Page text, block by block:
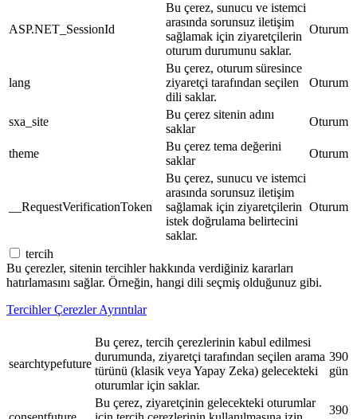
ASP.NET_SessionId
Bu çerez, sunucu ve istemci
arasında sorunsuz iletişim
sağlamak için ziyaretçilerin
oturum durumunu saklar.
Oturum
lang
Bu çerez, oturum süresince
ziyaretçi tarafından seçilen
dili saklar.
Oturum
sxa_site
Bu çerez sitenin adını
saklar
Oturum
theme
Bu çerez tema değerini
saklar
Oturum
__RequestVerificationToken
Bu çerez, sunucu ve istemci
arasında sorunsuz iletişim
sağlamak için ziyaretçilerin
istek doğrulama belirtecini
saklar.
Oturum
tercih
Bu çerezler, sitenin tercihler hakkında verdiğiniz kararları
hatırlamasını sağlar. Örneğin, hangi dili seçmiş olduğunuz gibi.
Tercihler Çerezler Ayrıntılar
searchtypefuture
Bu çerez, tercih çerezlerinin kabul edilmesi
durumunda, ziyaretçi tarafından seçilen arama
türünü (klasik veya Yapay Zeka) gelecekteki
oturumlar için saklar.
390
gün
Bu çerez, ziyaretçinin gelecekteki oturumlar
390